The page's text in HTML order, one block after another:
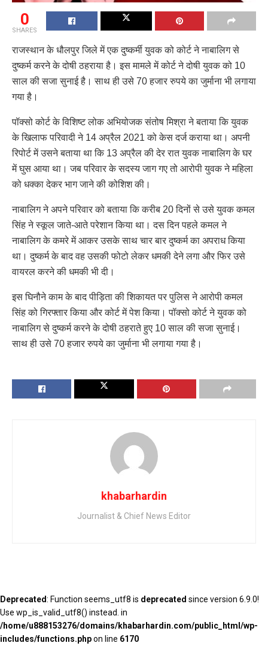
0
SHARES
राजस्थान के धौलपुर जिले में एक दुष्कर्मी युवक को कोर्ट ने नाबालिग से
दुष्कर्म करने के दोषी ठहराया है। इस मामले में कोर्ट ने दोषी युवक को 10
साल की सजा सुनाई है। साथ ही उसे 70 हजार रुपये का जुर्माना भी लगाया
गया है।
पॉक्सो कोर्ट के विशिष्ट लोक अभियोजक संतोष मिश्रा ने बताया कि युवक
के खिलाफ परिवादी ने 14 अप्रैल 2021 को केस दर्ज कराया था। अपनी
रिपोर्ट में उसने बताया था कि 13 अप्रैल की देर रात युवक नाबालिग के घर
में घुस आया था। जब परिवार के सदस्य जाग गए तो आरोपी युवक ने महिला
को धक्का देकर भाग जाने की कोशिश की।
नाबालिग ने अपने परिवार को बताया कि करीब 20 दिनों से उसे युवक कमल
सिंह ने स्कूल जाते-आते परेशान किया था। दस दिन पहले कमल ने
नाबालिग के कमरे में आकर उसके साथ चार बार दुष्कर्म का अपराध किया
था। दुष्कर्म के बाद वह उसकी फोटो लेकर धमकी देने लगा और फिर उसे
वायरल करने की धमकी भी दी।
इस घिनौने काम के बाद पीड़िता की शिकायत पर पुलिस ने आरोपी कमल
सिंह को गिरफ्तार किया और कोर्ट में पेश किया। पॉक्सो कोर्ट ने युवक को
नाबालिग से दुष्कर्म करने के दोषी ठहराते हुए 10 साल की सजा सुनाई।
साथ ही उसे 70 हजार रुपये का जुर्माना भी लगाया गया है।
khabarhardin
Journalist & Chief News Editor
Deprecated: Function seems_utf8 is deprecated since version 6.9.0!
Use wp_is_valid_utf8() instead. in
/home/u888153276/domains/khabarhardin.com/public_html/wp-
includes/functions.phpon line 6170